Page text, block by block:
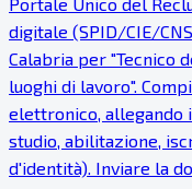
digitale (SPID/CIE/
Calabria per "Tecnico
luoghi di lavoro".
elettronico, allegando
studio, abilitazione,
d'identità). Inviare la